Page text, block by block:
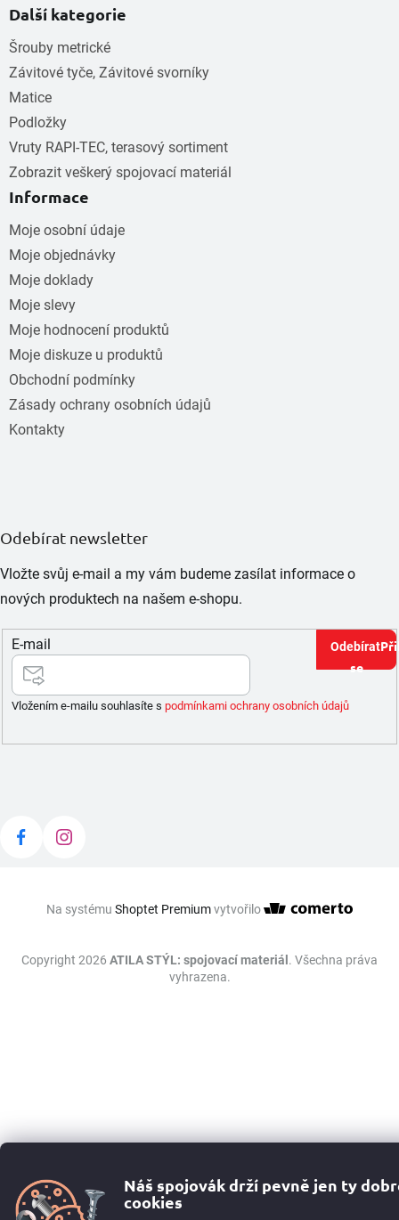
Náš spojovák drží pevně jen ty
cookies
Další kategorie
Šrouby metrické
Závitové tyče, Závitové svorníky
Matice
Podložky
Vruty RAPI-TEC, terasový sortiment
Zobrazit veškerý spojovací materiál
Informace
Moje osobní údaje
Moje objednávky
Moje doklady
Moje slevy
Moje hodnocení produktů
Moje diskuze u produktů
Obchodní podmínky
Zásady ochrany osobních údajů
Kontakty
Odebírat newsletter
Vložte svůj e-mail a my vám budeme zasílat informace o
nových produktech na našem e-shopu.
E-mail
Vložením e-mailu souhlasíte s podmínkami ochrany osobních údajů
se
Na systému Shoptet Premiumvytvořilo
Copyright 2026 ATILA STÝL: spojovací materiál . Všechna práva
vyhrazena.